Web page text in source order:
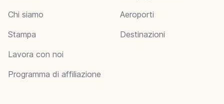
Chi siamo
Stampa
Lavora con noi
Programma di affiliazione
Aeroporti
Destinazioni